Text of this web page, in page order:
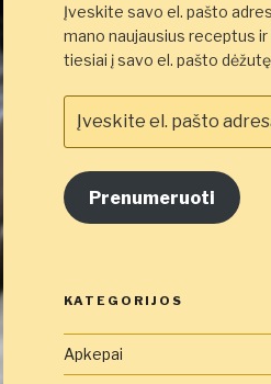
Įveskite savo el. pašto
mano naujausius receptus
tiesiai į savo el. pašto dėžutę
el.
pašto
adresą
čia
Prenumeruoti
KATEGORIJOS
Apkepai